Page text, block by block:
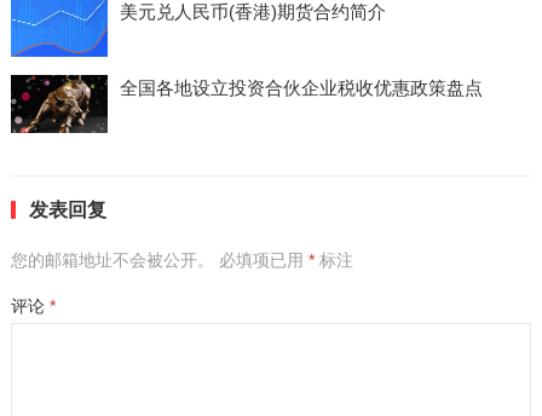
美元兑人民币(香港)期货合约简介
全国各地设立投资合伙企业税收优惠政策盘点
发表回复
您的邮箱地址不会被公开。 必填项已用 *标注
评论 *